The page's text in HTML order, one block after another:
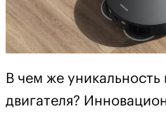
В чем же
двигателя?